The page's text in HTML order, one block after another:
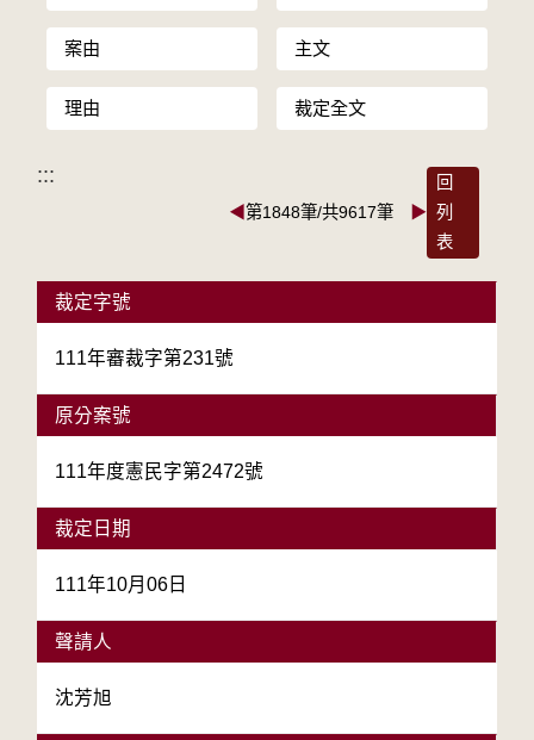
案由 主文
理由 裁定全文
:::
◀第1848筆/共9617筆 ▶
回
列
表
裁定字號
111年審裁字第231號
原分案號
111年度憲民字第2472號
裁定日期
111年10月06日
聲請人
沈芳旭